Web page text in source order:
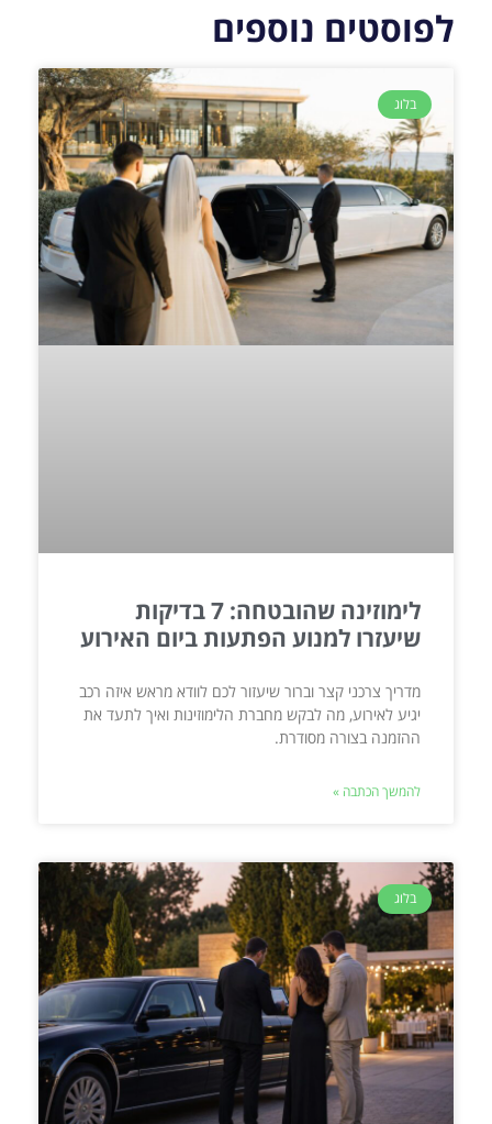
לפוסטים נוספים
בלוג
לימוזינה שהובטחה: 7 בדיקות
שיעזרו למנוע הפתעות ביום האירוע
מדריך צרכני קצר וברור שיעזור לכם לוודא מראש איזה רכב
יגיע לאירוע, מה לבקש מחברת הלימוזינות ואיך לתעד את
ההזמנה בצורה מסודרת.
להמשך הכתבה »
בלוג